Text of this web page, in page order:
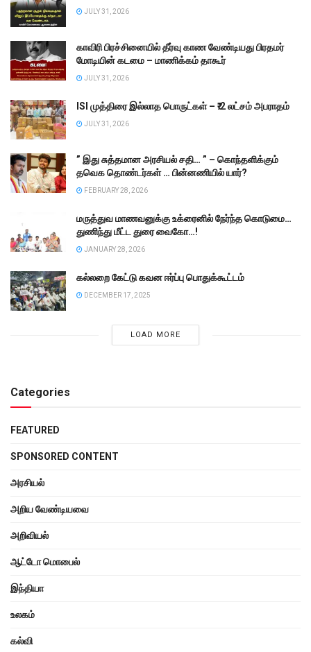
JULY 31, 2026
காவிரி பிரச்சினையில் தீர்வு காண வேண்டியது பிரதமர்
மோடியின் கடமை – மாணிக்கம் தாகூர்
JULY 31, 2026
ISI முத்திரை இல்லாத பொருட்கள் – ₹.2 லட்சம் அபராதம்
JULY 31, 2026
” இது சுத்தமான அரசியல் சதி… ” – கொந்தளிக்கும்
தவெக தொண்டர்கள் … பின்னணியில் யார்?
FEBRUARY 28, 2026
மருத்துவ மாணவனுக்கு உக்ரைனில் நேர்ந்த கொடுமை…
துணிந்து மீட்ட துரை வைகோ…!
JANUARY 28, 2026
கல்லறை கேட்டு கவன ஈர்ப்பு பொதுக்கூட்டம்
DECEMBER 17, 2025
LOAD MORE
Categories
FEATURED
SPONSORED CONTENT
அரசியல்
அறிய வேண்டியவை
அறிவியல்
ஆட்டோ மொபைல்
இந்தியா
உலகம்
கல்வி